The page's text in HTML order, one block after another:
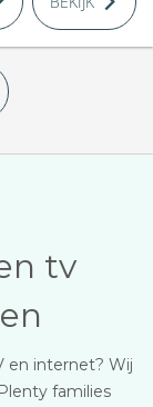
tv
en internet? Wij
families